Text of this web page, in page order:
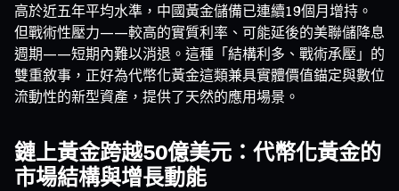
高於近五年平均水準，中國黃金儲備已連續19個月增持。
但戰術性壓力——較高的實質利率、可能延後的美聯儲降息
週期——短期內難以消退。這種「結構利多、戰術承壓」的
雙重敘事，正好為代幣化黃金這類兼具實體價值錨定與數位
流動性的新型資產，提供了天然的應用場景。
鏈上黃金跨越50億美元：代幣化黃金的
市場結構與增長動能